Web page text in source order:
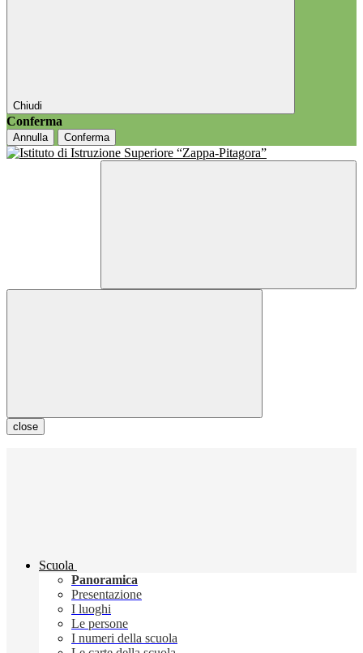
Chiudi
Conferma
Annulla Conferma
close
Scuola
Panoramica
Presentazione
I luoghi
Le persone
I numeri della scuola